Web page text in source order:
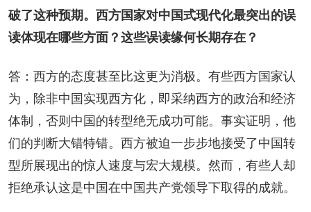
破了这种预期。西方国家对中国式现代化最突出的误
读体现在哪些方面？这些误读缘何长期存在？
答：西方的态度甚至比这更为消极。有些西方国家认
为，除非中国实现西方化，即采纳西方的政治和经济
体制，否则中国的转型绝无成功可能。事实证明，他
们的判断大错特错。西方被迫一步步地接受了中国转
型所展现出的惊人速度与宏大规模。然而，有些人却
拒绝承认这是中国在中国共产党领导下取得的成就。